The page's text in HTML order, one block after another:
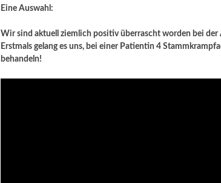
Eine Auswahl:
Wir sind aktuell ziemlich positiv überrascht worden bei der
Erstmals gelang es uns, bei einer Patientin 4
behandeln!